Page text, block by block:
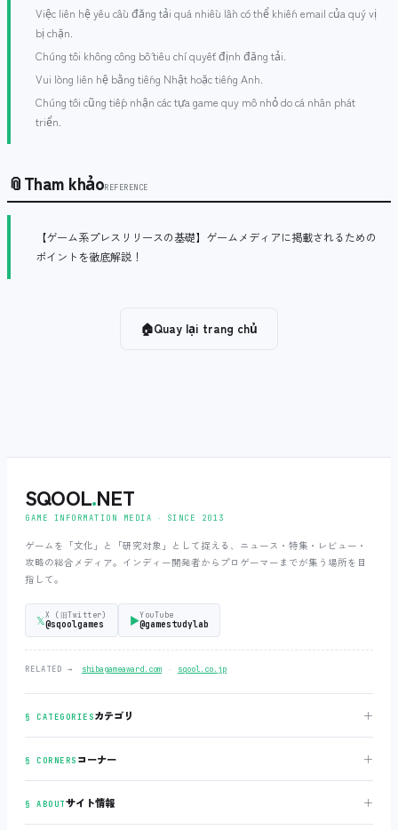
Việc liên hệ yêu cầu đăng tải quá nhiều lần có thể khiến email của quý vị
bị chặn.
Chúng tôi không công bố tiêu chí quyết định đăng tải.
Vui lòng liên hệ bằng tiếng Nhật hoặc tiếng Anh.
Chúng tôi cũng tiếp nhận các tựa game quy mô nhỏ do cá nhân phát
triển.
📎Tham khảoREFERENCE
【ゲーム系プレスリリースの基礎】ゲームメディアに掲載されるための
ポイントを徹底解説！
🏠Quay lại trang chủ
SQOOL.NET
GAME INFORMATION MEDIA ‧ SINCE 2013
ゲームを「文化」と「研究対象」として捉える、ニュース・特集・レビュー・
攻略の総合メディア。インディー開発者からプロゲーマーまでが集う場所を目
指して。
𝕏X (旧Twitter)
@sqoolgames ▶YouTube
@gamestudylab
RELATED → shibagameaward.com ‧ sqool.co.jp
§ CATEGORIESカテゴリ ＋
§ CORNERS コーナー ＋
§ ABOUTサイト情報 ＋